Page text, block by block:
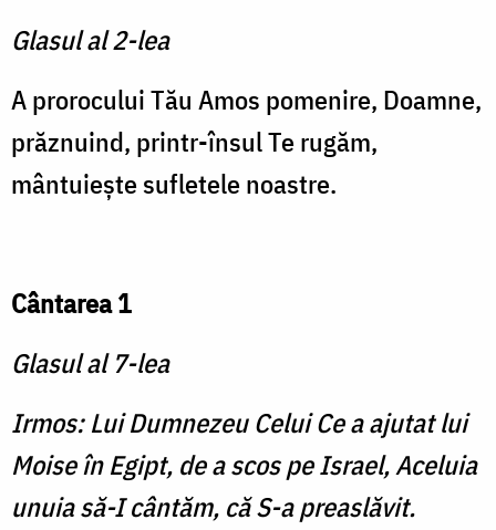
Glasul al 2-lea
A prorocului Tău Amos pomenire, Doamne,
prăznuind, printr-însul Te rugăm,
mântuieşte sufletele noastre.
Cântarea 1
Glasul al 7-lea
Irmos: Lui Dumnezeu Celui Ce a ajutat lui
Moise în Egipt, de a scos pe Israel, Aceluia
unuia să-I cântăm, că S-a preaslăvit.